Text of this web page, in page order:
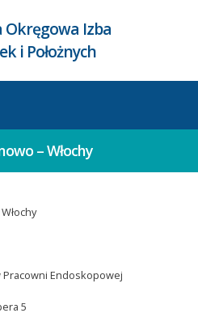
Izba
i Położnych
– Włochy
Pracowni Endoskopowej
5